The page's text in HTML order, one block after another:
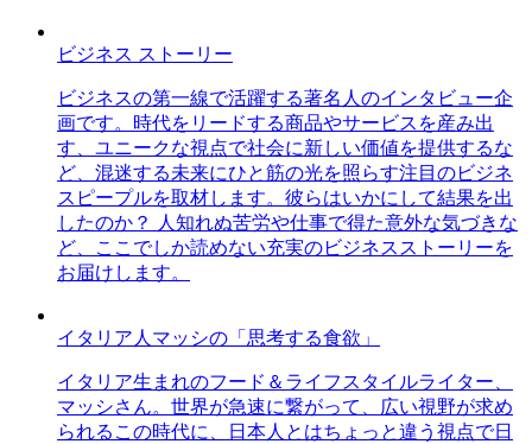
ビジネス ストーリー
ビジネスの第一線で活躍する著名人のインタビュー企
画です。時代をリードする商品やサービスを産み出
す、ユニークな視点で社会に新しい価値を提供するな
ど、混迷する未来にひと筋の光を照らす注目のビジネ
スピープルを取材します。彼らはいかにして結果を出
したのか？ 人知れぬ苦労や仕事で得た意外な気づきな
ど、ここでしか読めない充実のビジネスストーリーを
お届けします。
イタリア人マッシの「思考する食欲」
イタリア生まれのフード＆ライフスタイルライター、
マッシさん。世界が急速に繋がって、広い視野が求め
られるこの時代に、日本人とはちょっと違う視点で日